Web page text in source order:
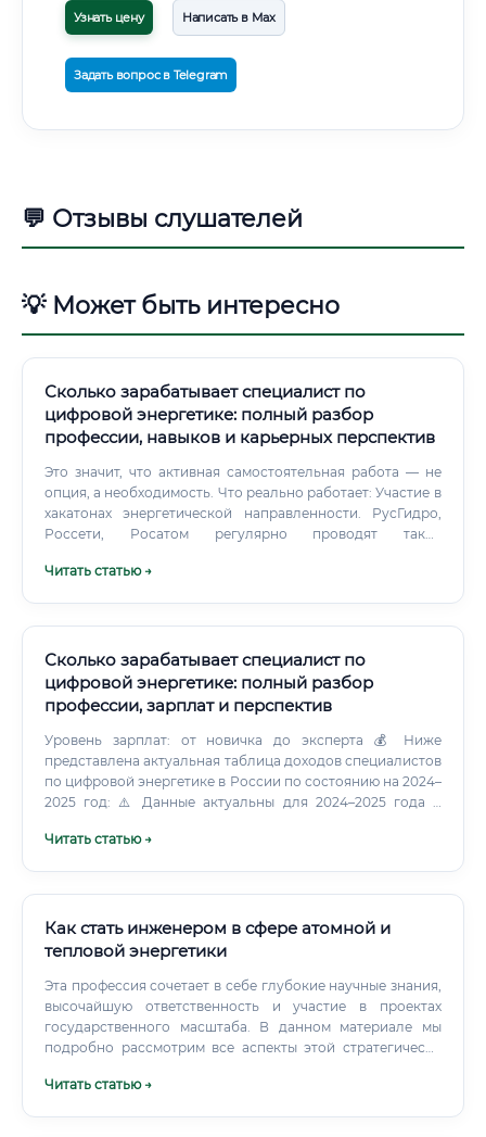
Узнать цену Написать в Max
Задать вопрос в Telegram
💬 Отзывы слушателей
💡 Может быть интересно
Сколько зарабатывает специалист по
цифровой энергетике: полный разбор
профессии, навыков и карьерных перспектив
Это значит, что активная самостоятельная работа — не
опция, а необходимость. Что реально работает: Участие в
хакатонах энергетической направленности. РусГидро,
Россети, Росатом регулярно проводят такие
в резюме.
Читать статью →
Сколько зарабатывает специалист по
цифровой энергетике: полный разбор
профессии, зарплат и перспектив
Уровень зарплат: от новичка до эксперта 💰 Ниже
представлена актуальная таблица доходов специалистов
по цифровой энергетике в России по состоянию на 2024–
2025 год: ⚠️ Данные актуальны для 2024–2025 года и
Habr Career, а также данных профессиональных
наибольший доход даёт работа в международных
компаниях или высококвалифицированный фриланс.
Читать статью →
Как стать инженером в сфере атомной и
тепловой энергетики
Эта профессия сочетает в себе глубокие научные знания,
высочайшую ответственность и участие в проектах
государственного масштаба. В данном материале мы
подробно рассмотрим все аспекты этой стратегически
обязанностей до карьерных перспектив и уровня дохода.
Читать статью →